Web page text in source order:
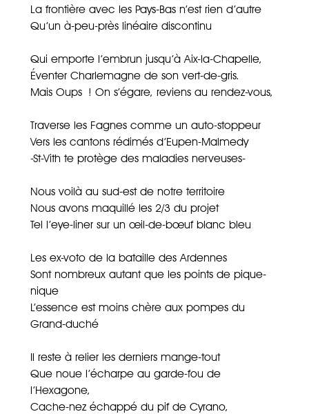
La frontière avec les Pays-Bas n’est rien d’autre
Qu’un à-peu-près linéaire discontinu
Qui emporte l’embrun jusqu’à Aix-la-Chapelle,
Éventer Charlemagne de son vert-de-gris.
Mais Oups ! On s’égare, reviens au rendez-vous,
Traverse les Fagnes comme un auto-stoppeur
Vers les cantons rédimés d’Eupen-Malmedy
-St-Vith te protège des maladies nerveuses-
Nous voilà au sud-est de notre territoire
Nous avons maquillé les 2/3 du projet
Tel l’eye-liner sur un œil-de-bœuf blanc bleu
Les ex-voto de la bataille des Ardennes
Sont nombreux autant que les points de pique-
nique
L’essence est moins chère aux pompes du
Grand-duché
Il reste à relier les derniers mange-tout
Que noue l’écharpe au garde-fou de
l’Hexagone,
Cache-nez échappé du pif de Cyrano,